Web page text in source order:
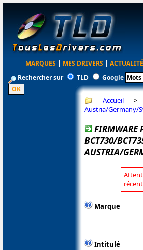
MARQUES | MES DRIVERS |
Rechercher sur
TLD Google
Accueil>
Austria/Germany/
FIRMWARE
BCT730/
AUSTRIA/
Marque
Intitulé